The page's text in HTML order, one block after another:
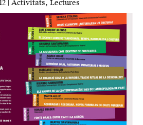
| Activitats, Lectures